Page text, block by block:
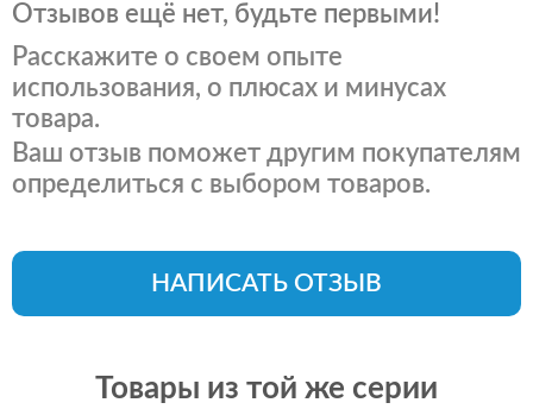
Отзывов ещё нет, будьте первыми!
Расскажите о своем опыте
использования, о плюсах и минусах
товара.
Ваш отзыв поможет другим покупателям
определиться с выбором товаров.
НАПИСАТЬ ОТЗЫВ
Товары из той же серии